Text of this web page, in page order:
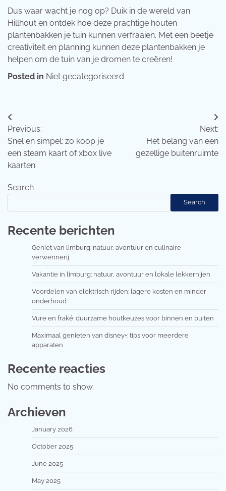
Dus waar wacht je nog op? Duik in de wereld van
Hillhout en ontdek hoe deze prachtige houten
plantenbakken je tuin kunnen verfraaien. Met een beetje
creativiteit en planning kunnen deze plantenbakken je
helpen om de tuin van je dromen te creëren!
Posted in Niet gecategoriseerd
Post
navigation
Previous:
Snel en simpel: zo koop je
een steam kaart of xbox live
kaarten
Next:
Het belang van een
gezellige buitenruimte
Search
Search
Recente berichten
Geniet van limburg: natuur, avontuur en culinaire
verwennerij
Vakantie in limburg: natuur, avontuur en lokale lekkernijen
Voordelen van elektrisch rijden: lagere kosten en minder
onderhoud
Vure en fraké: duurzame houtkeuzes voor binnen en buiten
Maximaal genieten van disney+: tips voor meerdere
apparaten
Recente reacties
No comments to show.
Archieven
January 2026
October 2025
June 2025
May 2025